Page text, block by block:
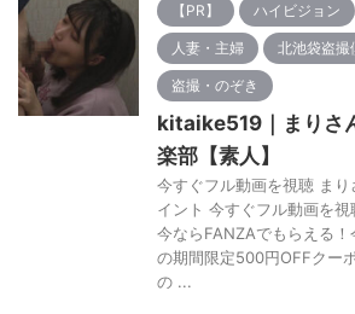
【PR】 ハイビジョン
人妻・主婦 北池袋盗撮
盗撮・のぞき
kitaike519｜まりさ
楽部【素人】
今すぐフル動画を視聴 ま
イント 今すぐフル動画を
今ならFANZAでもらえる
の期間限定500円OFFクー
の ...